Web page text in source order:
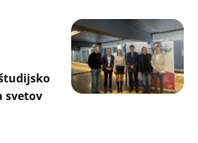
Oddaj
svetov